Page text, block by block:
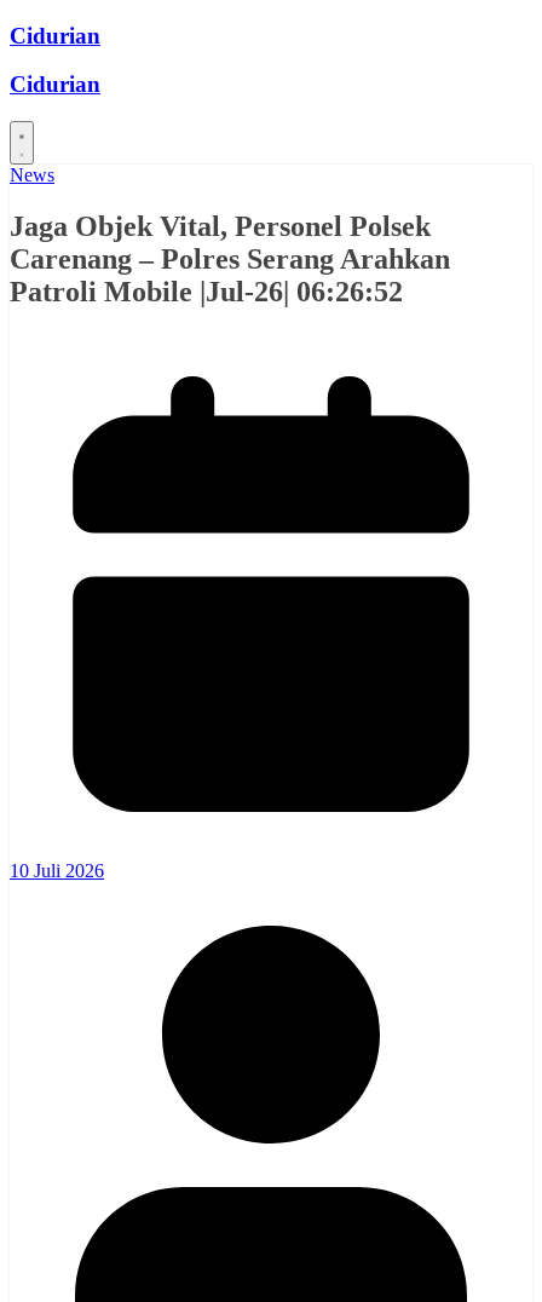
Skip
content
Cidurian
Cidurian
News
Jaga Objek Vital, Personel Polsek
Carenang – Polres Serang Arahkan
Patroli Mobile |Jul-26| 06:26:52
10 Juli 2026